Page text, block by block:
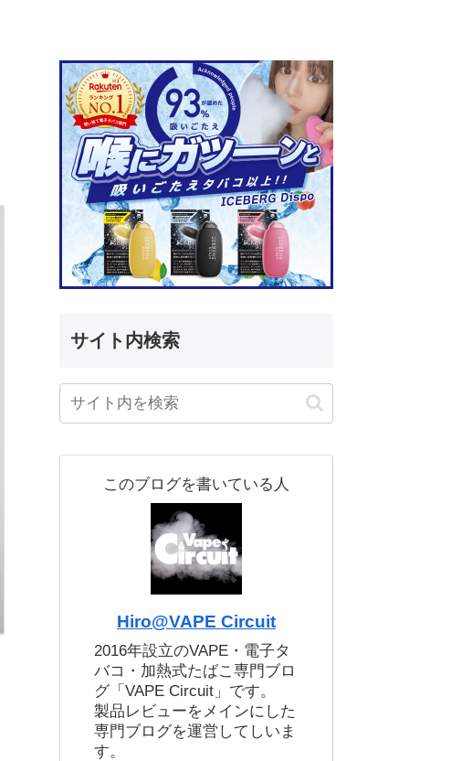
サイト内検索
このブログを書いている人
Hiro@VAPE Circuit
2016年設立のVAPE・電子タ
バコ・加熱式たばこ専門ブロ
グ「VAPE Circuit」です。
製品レビューをメインにした
専門ブログを運営してしいま
す。